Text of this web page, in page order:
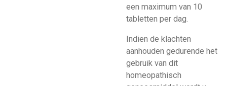
een maximum van 10
tabletten per dag.
Indien de klachten
aanhouden gedurende het
gebruik van dit
homeopathisch